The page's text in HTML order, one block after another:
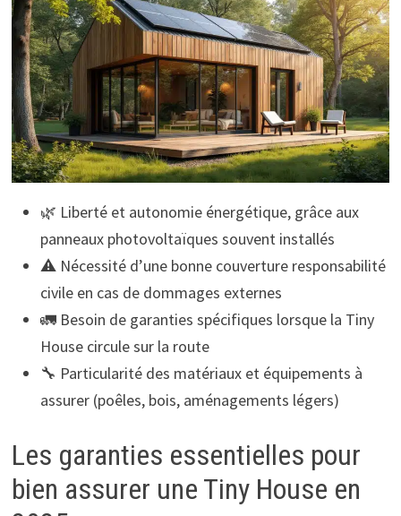
🌿 Liberté et autonomie énergétique, grâce aux
panneaux photovoltaïques souvent installés
⚠️ Nécessité d’une bonne couverture responsabilité
civile en cas de dommages externes
🚛 Besoin de garanties spécifiques lorsque la Tiny
House circule sur la route
🔧 Particularité des matériaux et équipements à
assurer (poêles, bois, aménagements légers)
Les garanties essentielles pour
bien assurer une Tiny House en